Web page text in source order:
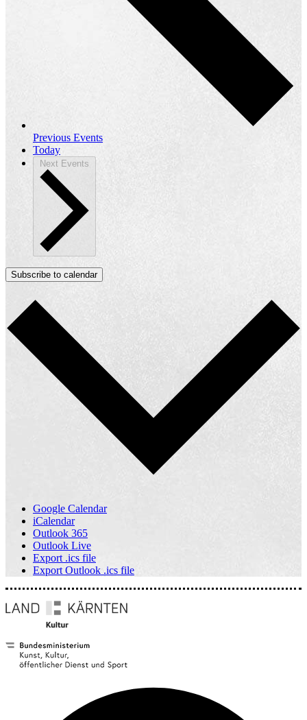
Previous Events
Today
Next Events
Subscribe to calendar
Google Calendar
iCalendar
Outlook 365
Outlook Live
Export .ics file
Export Outlook .ics file